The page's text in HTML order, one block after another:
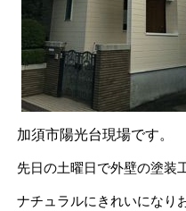
加須市陽光台現場です。
先日の土曜日で外壁の塗装
ナチュラルにきれいになり